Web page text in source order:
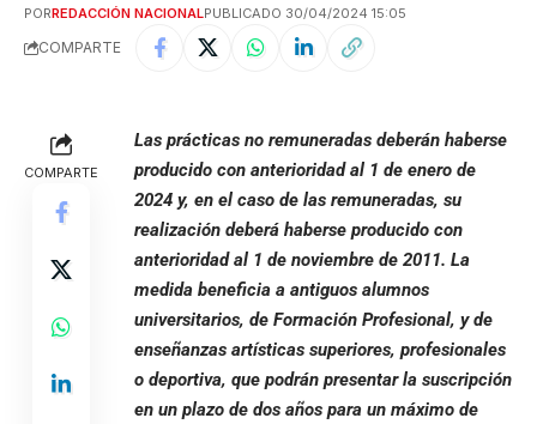
PORREDACCIÓN NACIONALPUBLICADO 30/04/2024 15:05
COMPARTE
COMPARTE
Las prácticas no remuneradas deberán haberse
producido con anterioridad al 1 de enero de
2024 y, en el caso de las remuneradas, su
realización deberá haberse producido con
anterioridad al 1 de noviembre de 2011. La
medida beneficia a antiguos alumnos
universitarios, de Formación Profesional, y de
enseñanzas artísticas superiores, profesionales
o deportiva, que podrán presentar la suscripción
en un plazo de dos años para un máximo de